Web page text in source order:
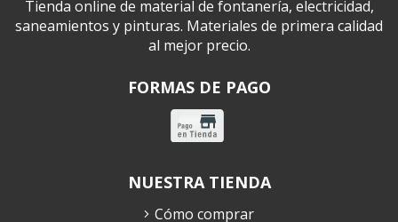
Tienda online de material de fontanería, electricidad,
saneamientos y pinturas. Materiales de primera calidad
al mejor precio.
FORMAS DE PAGO
NUESTRA TIENDA
Cómo comprar